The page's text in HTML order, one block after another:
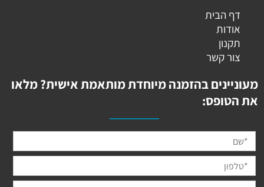
דף הבית
אודות
תקנון
צור קשר
מעוניינים בהזמנה מיוחדת מותאמת אישית? מלאו
את הטופס: